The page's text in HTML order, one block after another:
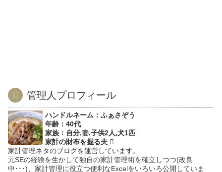
管理人プロフィール
ハンドルネーム：ふぁさぞう
年齢：40代
家族：自分,妻,子供2人,犬1匹
家計の財布を握る夫
家計管理ネタのブログを運営しています。
元SEの経験を生かして独自の家計管理術を確立しつつ(改良
中･･･)、家計管理に役立つ便利なExcelをいろいろ公開していま